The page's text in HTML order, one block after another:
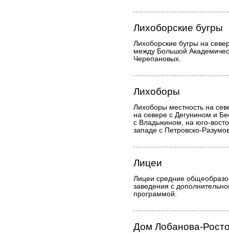
Лихоборские бугры
Лихоборские бугры на
между Большой
Черепановых.
Лихоборы
Лихоборы местность на
на севере с Дегунином и
с Владыкином, на юго-
западе с Петровско-
Лицеи
Лицеи средние
заведения с
программой.
Дом Лобанова-